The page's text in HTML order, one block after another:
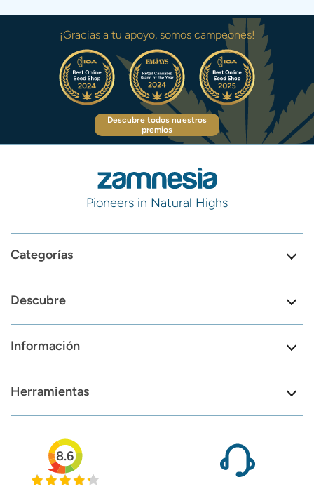
¡Gracias a tu apoyo, somos campeones!
Descubre todos nuestros
premios
Pioneers in Natural Highs
Categorías
Descubre
Información
Herramientas
8.6